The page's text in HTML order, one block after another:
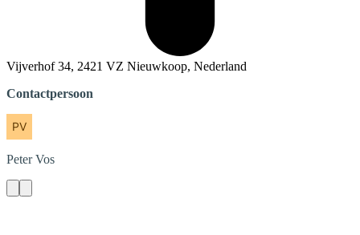
Vijverhof 34, 2421 VZ Nieuwkoop, Nederland
Contactpersoon
Peter Vos